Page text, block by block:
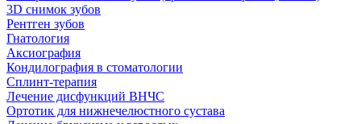
3D снимок зубов
Рентген зубов
Гнатология
Аксиография
Кондилография в стоматологии
Сплинт-терапия
Лечение дисфункций ВНЧС
Ортотик для нижнечелюстного сустава